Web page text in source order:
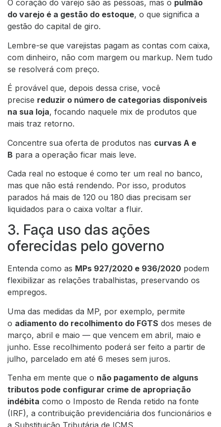
O coração do varejo são as pessoas, mas o pulmão
do varejo é a gestão do estoque, o que significa a
gestão do capital de giro.
Lembre-se que varejistas pagam as contas com caixa,
com dinheiro, não com margem ou markup. Nem tudo
se resolverá com preço.
É provável que, depois dessa crise, você
precise reduzir o número de categorias disponíveis
na sua loja, focando naquele mix de produtos que
mais traz retorno.
Concentre sua oferta de produtos nas curvas A e
B para a operação ficar mais leve.
Cada real no estoque é como ter um real no banco,
mas que não está rendendo. Por isso, produtos
parados há mais de 120 ou 180 dias precisam ser
liquidados para o caixa voltar a fluir.
3. Faça uso das ações
oferecidas pelo governo
Entenda como as MPs 927/2020 e 936/2020 podem
flexibilizar as relações trabalhistas, preservando os
empregos.
Uma das medidas da MP, por exemplo, permite
o adiamento do recolhimento do FGTS dos meses de
março, abril e maio — que vencem em abril, maio e
junho. Esse recolhimento poderá ser feito a partir de
julho, parcelado em até 6 meses sem juros.
Tenha em mente que o não pagamento de alguns
tributos pode configurar crime de apropriação
indébita como o Imposto de Renda retido na fonte
(IRF), a contribuição previdenciária dos funcionários e